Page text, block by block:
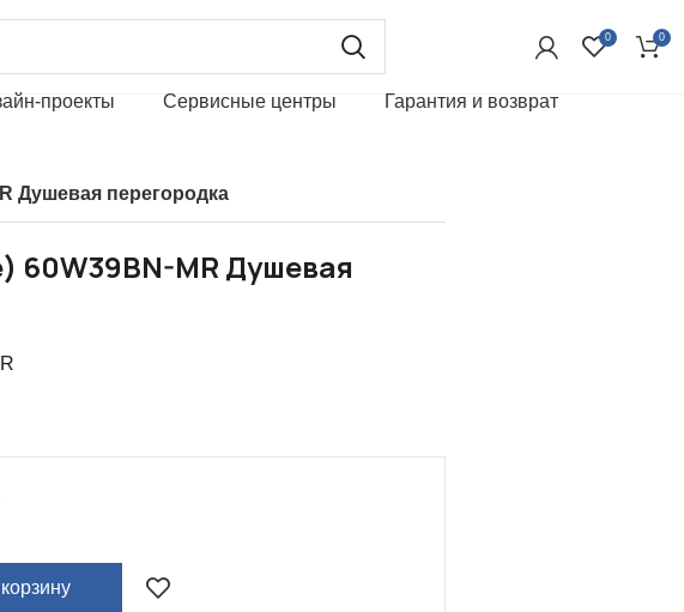
0 0
проекты Сервисные центры Гарантия и возврат
Душевая перегородка
60W39BN-MR Душевая